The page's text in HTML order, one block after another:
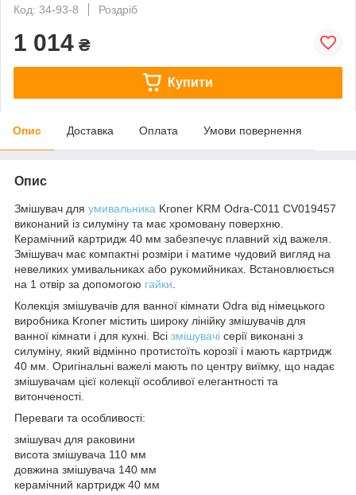
Код: 34-93-8
Роздріб
1 014 ₴
Купити
Опис Доставка Оплата Умови повернення
Опис
Змішувач для умивальника Kroner KRM Odra-C011 CV019457
виконаний із силуміну та має хромовану поверхню.
Керамічний картридж 40 мм забезпечує плавний хід важеля.
Змішувач має компактні розміри і матиме чудовий вигляд на
невеликих умивальниках або рукомийниках. Встановлюється
на 1 отвір за допомогою гайки
Колекція змішувачів для ванної кімнати Odra від німецького
виробника Kroner містить широку лінійку змішувачів для
ванної кімнати і для кухні. Всі змішувачі серії виконані з
силуміну, який відмінно протистоїть корозії і мають картридж
40 мм. Оригінальні важелі мають по центру виїмку, що надає
змішувачам цієї колекції особливої елегантності та
витонченості.
Переваги та особливості:
змішувач для раковини
висота змішувача 110 мм
довжина змішувача 140 мм
керамічний картридж 40 мм